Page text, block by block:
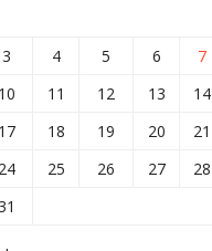
3
4 5 6 7
10
11 12 13 14
17
18 19 20 21
24
25 26 27 28